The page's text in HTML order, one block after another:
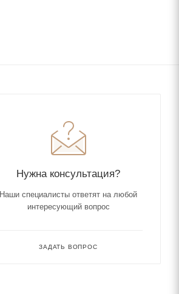
Нужна консультация?
Наши специалисты ответят на любой
интересующий вопрос
ЗАДАТЬ ВОПРОС